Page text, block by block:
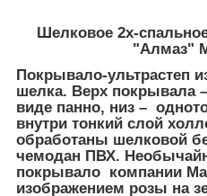
Шелковое 2х-
"Алмаз"
Покрывало-ультрастеп
шелка. Верх покрывала
виде панно, низ –
внутри тонкий слой
обработаны шелковой
чемодан ПВХ.
покрывало компании
изображением розы на